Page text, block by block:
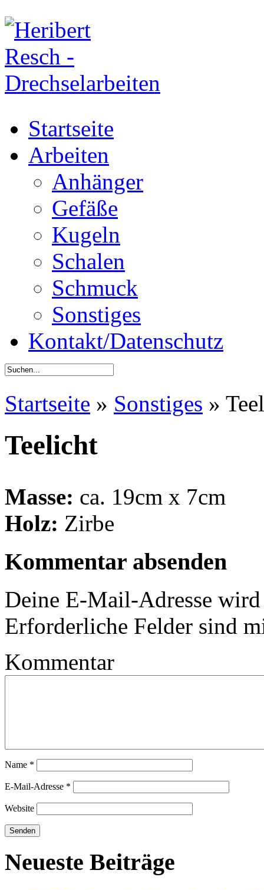
Startseite
Arbeiten
Anhänger
Gefäße
Kugeln
Schalen
Schmuck
Sonstiges
Kontakt/Datenschutz
Startseite » Sonstiges »
Teelicht
Masse: ca. 19cm x 7cm
Holz: Zirbe
Kommentar absenden
Deine E-Mail-Adresse
Erforderliche Felder sind
Kommentar
Name *
E-Mail-Adresse *
Website
Neueste Beiträge